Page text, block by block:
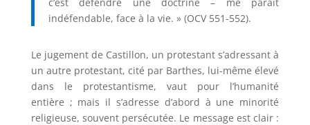
indéfendable, face à la vie. » (OCV 551-552).
Le jugement de Castillon, un protestant s’adressant à
un autre protestant, cité par Barthes, lui-même élevé
dans le protestantisme, vaut pour l’humanité
entière ; mais il s’adresse d’abord à une minorité
religieuse, souvent persécutée. Le message est clair :